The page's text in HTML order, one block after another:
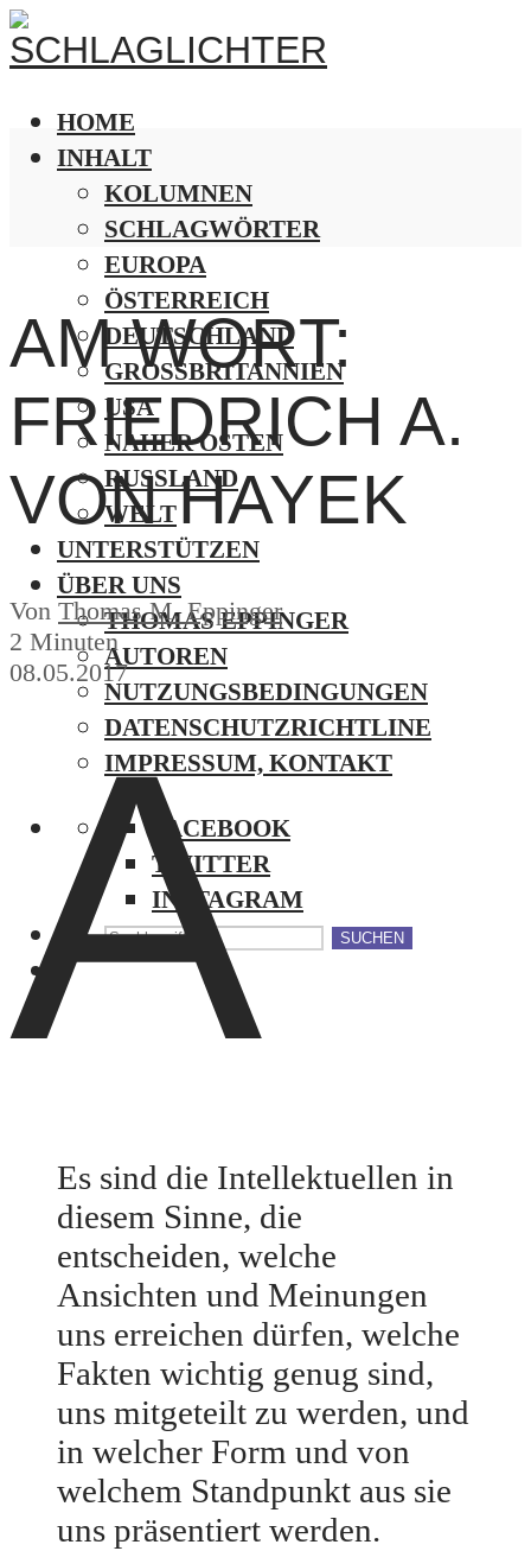
HOME
INHALT
KOLUMNEN
SCHLAGWÖRTER
EUROPA
ÖSTERREICH
DEUTSCHLAND
GROSSBRITANNIEN
USA
NAHER OSTEN
RUSSLAND
WELT
UNTERSTÜTZEN
ÜBER UNS
THOMAS EPPINGER
AUTOREN
NUTZUNGSBEDINGUNGEN
DATENSCHUTZRICHTLINE
IMPRESSUM, KONTAKT
FACEBOOK
TWITTER
INSTAGRAM
SUCHEN
AM WORT:
FRIEDRICH A.
VON HAYEK
Von Thomas M. Eppinger
2 Minuten
08.05.2017
A
Es sind die Intellektuellen in
diesem Sinne, die
entscheiden, welche
Ansichten und Meinungen
uns erreichen dürfen, welche
Fakten wichtig genug sind,
uns mitgeteilt zu werden, und
in welcher Form und von
welchem Standpunkt aus sie
uns präsentiert werden.